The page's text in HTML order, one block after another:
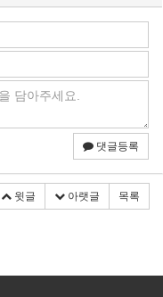
댓글등록
윗글 아랫글 목록